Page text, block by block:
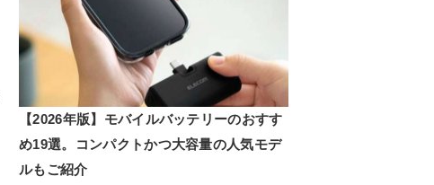
【2026年版】モバイルバッテリーのおすす
め19選。コンパクトかつ大容量の人気モデ
ルもご紹介